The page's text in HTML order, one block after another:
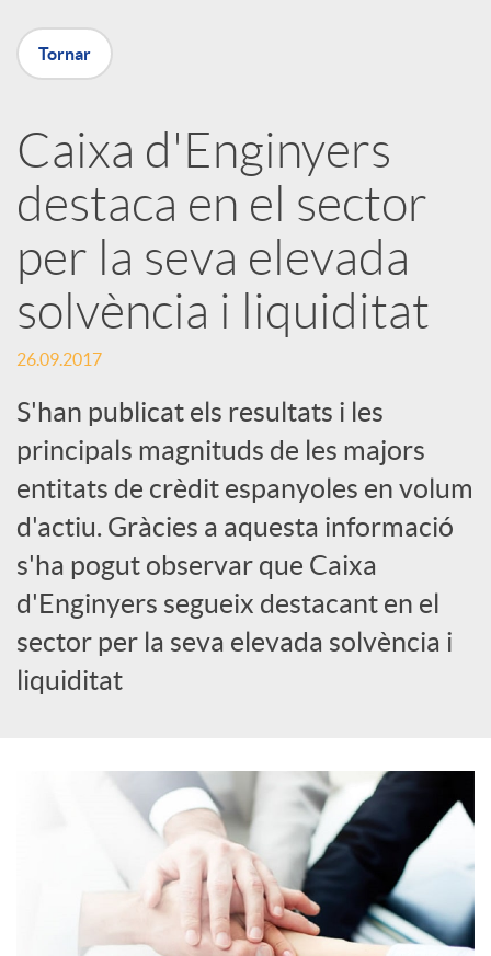
X
r
x
e
s
S
o
c
i
Tornar
Caixa d'Enginyers
destaca en el sector
per la seva elevada
solvència i liquiditat
26.09.2017
S'han publicat els resultats i les
principals magnituds de les majors
entitats de crèdit espanyoles en volum
d'actiu. Gràcies a aquesta informació
s'ha pogut observar que Caixa
d'Enginyers segueix destacant en el
sector per la seva elevada solvència i
liquiditat